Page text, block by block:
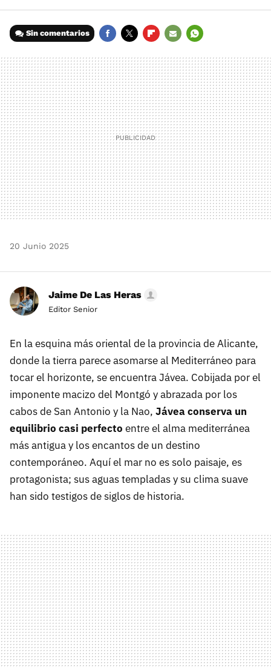
Sin comentarios
MAIL
20 Junio 2025
Jaime De Las Heras
Editor Senior
En la esquina más oriental de la provincia de Alicante,
donde la tierra parece asomarse al Mediterráneo para
tocar el horizonte, se encuentra Jávea. Cobijada por el
imponente macizo del Montgó y abrazada por los
cabos de San Antonio y la Nao, Jávea conserva un
equilibrio casi perfecto entre el alma mediterránea
más antigua y los encantos de un destino
contemporáneo. Aquí el mar no es solo paisaje, es
protagonista; sus aguas templadas y su clima suave
han sido testigos de siglos de historia.